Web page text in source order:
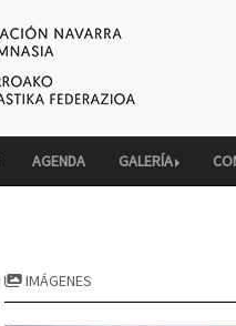
AGENDA GALERÍA
IMÁGENES